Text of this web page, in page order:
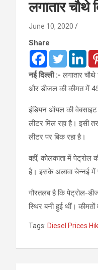
लगातार चौथे
June 10, 2020
Share
नई दिल्‍ली :-लगातार
और डीजल की कीमत में 45
इंडियन ऑयल की वेबसाइट
लीटर मिल रहा है। इसी
लीटर पर बिक रहा है।
वहीं, कोलकाता में पेट्रोल
है। इसके अलावा चेन्नई में
गौरतलब है कि पेट्रोल-
स्थिर बनी हुई थीं।
Tags: Diesel Prices